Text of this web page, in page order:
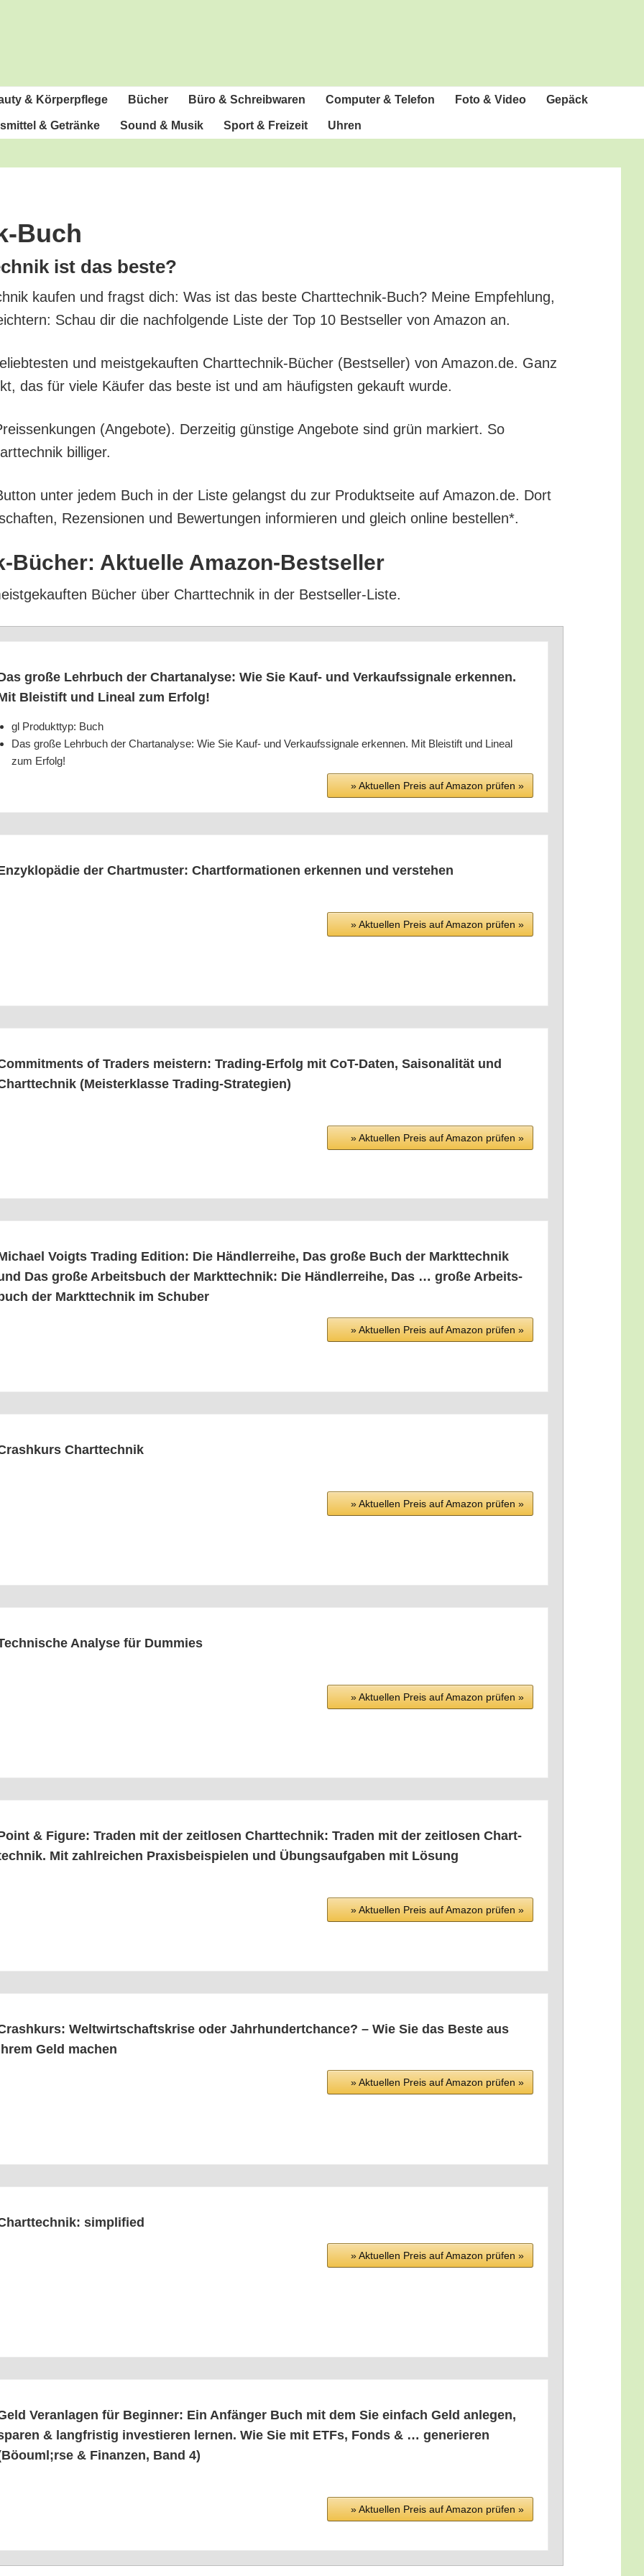
& Körperpflege Bücher Büro & Schreibwaren Com­pu­ter & Telefon Foto & Video Gepäck
& Getränke Sound & Musik Sport & Freizeit Uhren
Buch
ist das beste?
kau­fen und fragst dich: Was ist das bes­te Chart­tech­nik-Buch? Mei­ne Emp­feh­lung,
Schau dir die nach­fol­gen­de Lis­te der Top 10 Best­sel­ler von Ama­zon an.
und meist­ge­kauf­ten Chart­tech­nik-Bücher (Best­sel­ler) von Amazon.de. Ganz
das für vie­le Käu­fer das bes­te ist und am häu­figs­ten gekauft wurde.
(Ange­bo­te). Der­zei­tig güns­ti­ge Ange­bo­te sind grün mar­kiert. So
billiger.
unter jedem Buch in der Lis­te gelangst du zur Pro­dukt­sei­te auf Amazon.de. Dort
Rezen­sio­nen und Bewer­tun­gen infor­mie­ren und gleich online bestellen*.
Bücher: Aktu­el­le Amazon-Bestseller
Bücher über Chart­tech­nik in der Bestseller-Liste.
gro­ße Lehr­buch der Chart­ana­ly­se: Wie Sie Kauf- und Ver­kaufs­si­gna­le erken­nen.
Blei­stift und Line­al zum Erfolg!
gl Pro­dukt­typ: Buch
Das gro­ße Lehr­buch der Chart­ana­ly­se: Wie Sie Kauf- und Ver­kaufs­si­gna­le erken­nen. Mit Blei­stift und Line­al
zum Erfolg!
» Aktu­el­len Preis auf Ama­zon prü­fen »
der Chart­mus­ter: Chart­for­ma­tio­nen erken­nen und verstehen
» Aktu­el­len Preis auf Ama­zon prü­fen »
of Trad­ers meis­tern: Tra­ding-Erfolg mit CoT-Daten, Sai­so­na­li­tät und
(Meis­ter­klas­se Trading-Strategien)
» Aktu­el­len Preis auf Ama­zon prü­fen »
Voigts Tra­ding Edi­ti­on: Die Händ­ler­rei­he, Das gro­ße Buch der Markt­tech­nik
Das gro­ße Arbeits­buch der Markt­tech­nik: Die Händ­ler­rei­he, Das … gro­ße Arbeits­
buch der Markt­tech­nik im Schuber
» Aktu­el­len Preis auf Ama­zon prü­fen »
Charttechnik
» Aktu­el­len Preis auf Ama­zon prü­fen »
Ana­ly­se für Dummies
» Aktu­el­len Preis auf Ama­zon prü­fen »
& Figu­re: Traden mit der zeit­lo­sen Chart­tech­nik: Traden mit der zeit­lo­sen Chart­
Mit zahl­rei­chen Pra­xis­bei­spie­len und Übungs­auf­ga­ben mit Lösung
» Aktu­el­len Preis auf Ama­zon prü­fen »
Welt­wirt­schafts­kri­se oder Jahr­hun­dert­chan­ce? – Wie Sie das Bes­te aus
Geld machen
» Aktu­el­len Preis auf Ama­zon prü­fen »
simplified
» Aktu­el­len Preis auf Ama­zon prü­fen »
Ver­an­la­gen für Beg­in­ner: Ein Anfän­ger Buch mit dem Sie ein­fach Geld anle­gen,
& lang­fris­tig inves­tie­ren ler­nen. Wie Sie mit ETFs, Fonds & … gene­rie­ren
& Finan­zen, Band 4)
» Aktu­el­len Preis auf Ama­zon prü­fen »